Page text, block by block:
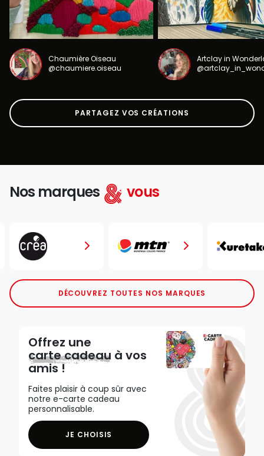
Chaumière Oiseau
@chaumiere.oiseau
Artclay in
PARTAGEZ VOS CRÉATIONS
Nos marques vous
DÉCOUVREZ TOUTES NOS MARQUES
Offrez une
carte cadeau à vos
amis !
Faites plaisir à coup sûr avec
notre e-carte cadeau
personnalisable.
JE CHOISIS